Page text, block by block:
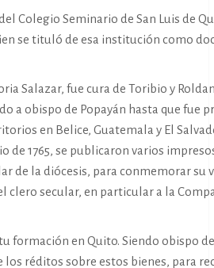
Colegio Seminario de San Luis de
se tituló de esa institución como
Salazar, fue cura de Toribio y
a obispo de Popayán hasta que fue
en Belice, Guatemala y El
de 1765, se publicaron varios
de la diócesis, para conmemorar su
secular, en particular a la
formación en Quito. Siendo obispo
réditos sobre estos bienes, para